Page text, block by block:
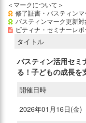
＜マークについて＞
修了証書・バスティン
バスティンマーク更新
ピティナ・セミナーレ
タイトル
バスティン活用セミ
る！子どもの成長
開催日時
2026年01月16日(金